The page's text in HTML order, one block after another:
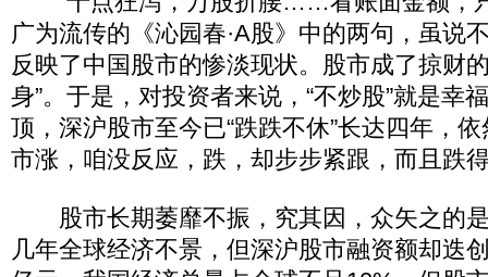
广为流传的《沁园春·A股》中的两句，虽说
反映了中国股市的惨淡现状。股市成了掠财
身”。于是，对投资者来说，“不炒股”就是幸
顶，深沪股市至今已“跌跌不休”长达四年，
市涨，咱没反应，跌，却步步紧跟，而且跌
股市长期萎靡不振，究其因，众矢之的是
几年全球经济不景，但深沪股市融资额却迭